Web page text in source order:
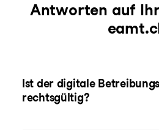
Antworten auf
Ist der digitale
rechtsgültig?